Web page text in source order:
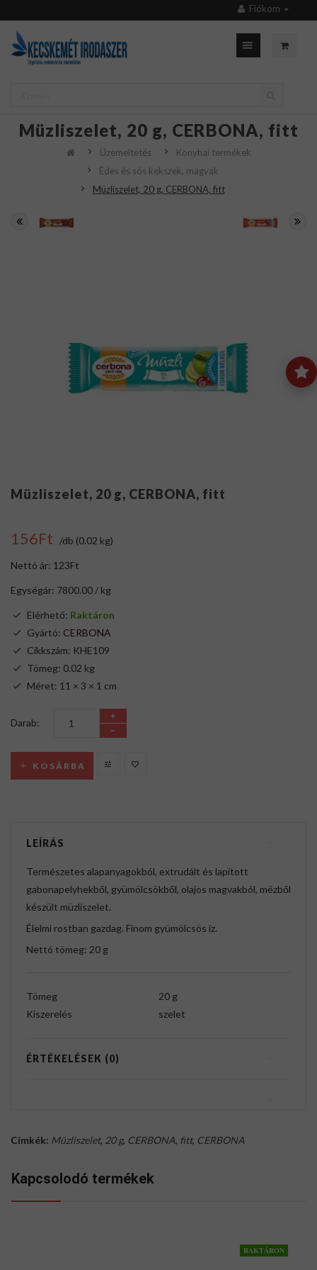
Fiókom
Müzliszelet, 20 g, CERBONA, fitt
Üzemeltetés
Konyhai termékek
Édes és sós kekszek, magvak
Müzliszelet, 20 g, CERBONA, fitt
Müzliszelet, 20 g, CERBONA, fitt
156Ft /db (0.02 kg)
Nettó ár: 123Ft
Egységár: 7800.00 / kg
Elérhető: Raktáron
Gyártó: CERBONA
Cikkszám: KHE109
Tömeg: 0.02 kg
Méret: 11 × 3 × 1 cm
Darab:
KOSÁRBA
LEÍRÁS
Természetes alapanyagokból, extrudált és lapított
gabonapelyhekből, gyümölcsökből, olajos magvakból, mézből
készült müzliszelet.
Élelmi rostban gazdag. Finom gyümölcsös íz.
Nettó tömeg: 20 g
Tömeg
20 g
Kiszerelés
szelet
ÉRTÉKELÉSEK (0)
Címkék: Müzliszelet, 20 g, CERBONA, fitt, CERBONA
Kapcsolodó termékek
RAKTÁRON